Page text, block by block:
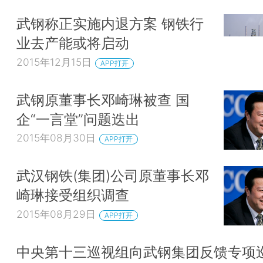
武钢称正实施内退方案 钢铁行
业去产能或将启动
2015年12月15日 APP打开
武钢原董事长邓崎琳被查 国
企“一言堂”问题迭出
2015年08月30日 APP打开
武汉钢铁(集团)公司原董事长邓
崎琳接受组织调查
2015年08月29日 APP打开
中央第十三巡视组向武钢集团反馈专项